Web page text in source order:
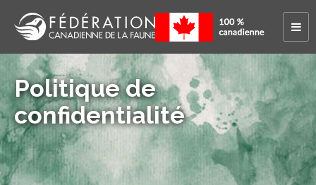
Politique de
confidentialité